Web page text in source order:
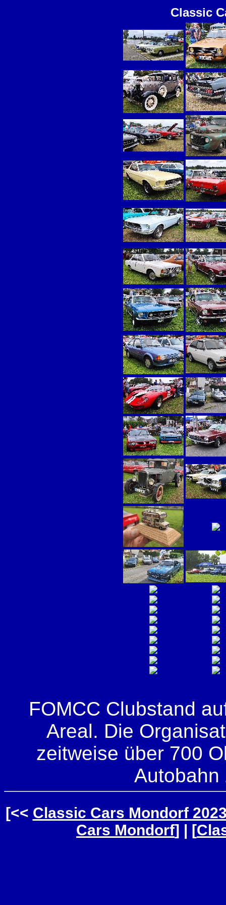
Classic
FOMCC Clubstand
Areal. Die
zeitweise über 700
Autobahn
[<< Classic Cars Mondorf
Cars Mondorf] | [